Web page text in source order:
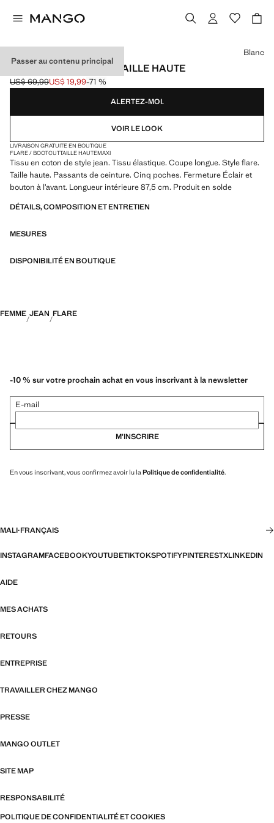
Passer au contenu principal
JEAN VIOLETA FLARE TAILLE HAUTE
Prix initial barré [US$ 69,99 ]
US$ 69,99
Prix actuel [US$ 19,99 ]
US$ 19,99-71 %
Choisissez une couleur
Blanc
ALERTEZ-MOI.
VOIR LE LOOK
LIVRAISON GRATUITE EN BOUTIQUE
FLARE / BOOTCUTTAILLE HAUTEMAXI
Tissu en coton de style jean. Tissu élastique. Coupe longue. Style flare.
Taille haute. Passants de ceinture. Cinq poches. Fermeture Éclair et
bouton à l’avant. Longueur intérieure 87,5 cm. Produit en solde
DÉTAILS, COMPOSITION ET ENTRETIEN
MESURES
DISPONIBILITÉ EN BOUTIQUE
FEMME JEAN FLARE
-10 % sur votre prochain achat en vous inscrivant à la newsletter
E-mail
M’INSCRIRE
En vous inscrivant, vous confirmez avoir lu la Politique de confidentialité.
MALI·FRANÇAIS
INSTAGRAMFACEBOOKYOUTUBETIKTOKSPOTIFYPINTERESTXLINKEDIN
AIDE
MES ACHATS
RETOURS
ENTREPRISE
TRAVAILLER CHEZ MANGO
PRESSE
MANGO OUTLET
SITE MAP
RESPONSABILITÉ
POLITIQUE DE CONFIDENTIALITÉ ET COOKIES